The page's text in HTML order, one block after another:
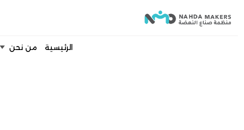
الرئيسية من نحن